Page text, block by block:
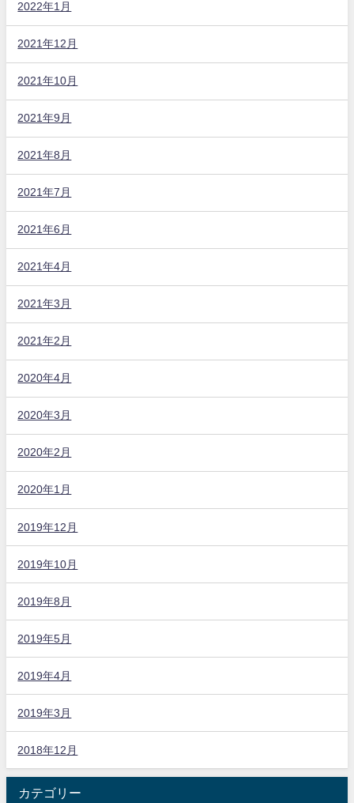
2022年1月
2021年12月
2021年10月
2021年9月
2021年8月
2021年7月
2021年6月
2021年4月
2021年3月
2021年2月
2020年4月
2020年3月
2020年2月
2020年1月
2019年12月
2019年10月
2019年8月
2019年5月
2019年4月
2019年3月
2018年12月
カテゴリー